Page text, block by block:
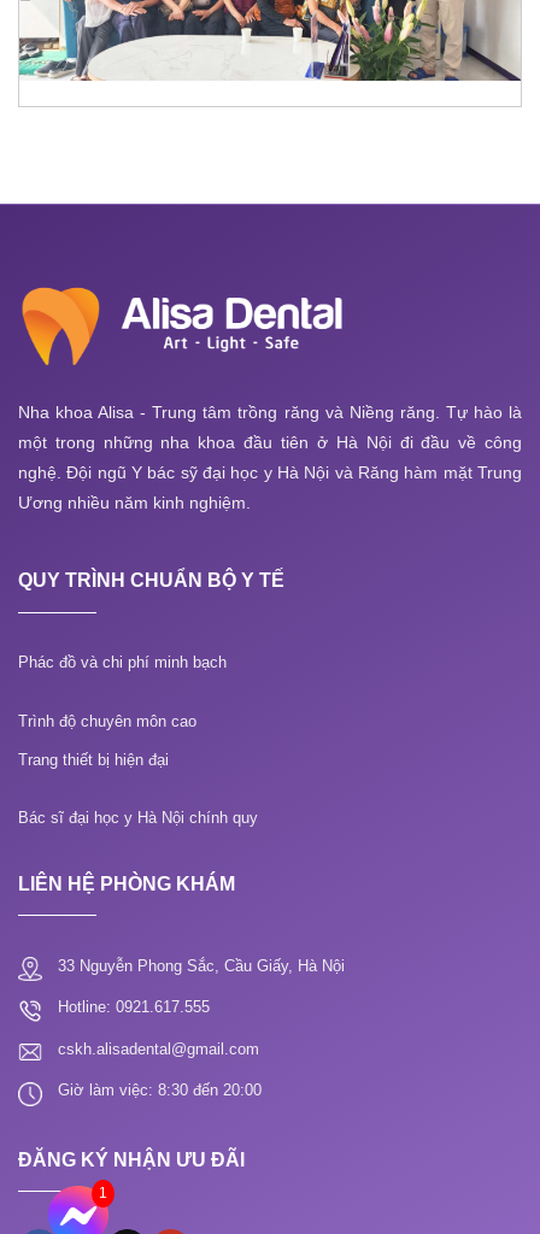
Nha khoa Alisa - Trung tâm trồng răng và Niềng răng. Tự hào là
một trong những nha khoa đầu tiên ở Hà Nội đi đầu về công
nghệ. Đội ngũ Y bác sỹ đại học y Hà Nội và Răng hàm mặt Trung
Ương nhiều năm kinh nghiệm.
QUY TRÌNH CHUẨN BỘ Y TẾ
Phác đồ và chi phí minh bạch
Trình độ chuyên môn cao
Trang thiết bị hiện đại
Bác sĩ đại học y Hà Nội chính quy
LIÊN HỆ PHÒNG KHÁM
33 Nguyễn Phong Sắc, Cầu Giấy, Hà Nội
Hotline: 0921.617.555
cskh.alisadental@gmail.com
Giờ làm việc: 8:30 đến 20:00
ĐĂNG KÝ NHẬN ƯU ĐÃI
1